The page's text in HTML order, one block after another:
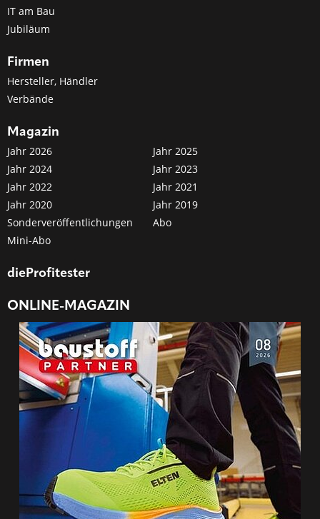
IT am Bau
Jubiläum
Firmen
Hersteller, Händler
Verbände
Magazin
Jahr 2026
Jahr 2025
Jahr 2024
Jahr 2023
Jahr 2022
Jahr 2021
Jahr 2020
Jahr 2019
Sonderveröffentlichungen
Abo
Mini-Abo
dieProfitester
ONLINE-MAGAZIN